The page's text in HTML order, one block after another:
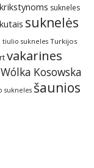
sukneles
suknelės
tiulio sukneles Turkijos
vakarines
Wólka Kosowska
sukneles šaunios